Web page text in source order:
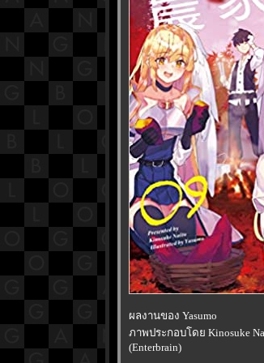
ผลงานของ Yasumo
ภาพประกอบโดย Kinosuke
(Enterbrain)